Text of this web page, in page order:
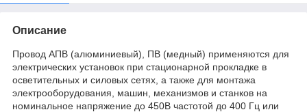
Описание
Провод АПВ (алюминиевый), ПВ (медный) применяются для
электрических установок при стационарной прокладке в
осветительных и силовых сетях, а также для монтажа
электрооборудования, машин, механизмов и станков на
номинальное напряжение до 450В частотой до 400 Гц или